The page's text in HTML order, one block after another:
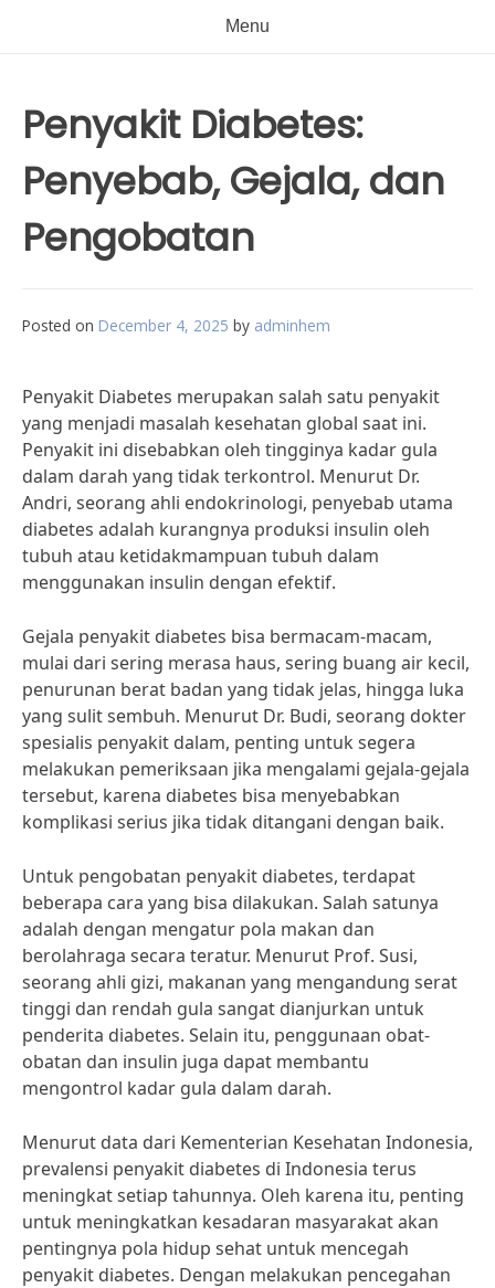
Menu
Penyakit Diabetes:
Penyebab, Gejala, dan
Pengobatan
Posted on December 4, 2025 by adminhem
Penyakit Diabetes merupakan salah satu penyakit
yang menjadi masalah kesehatan global saat ini.
Penyakit ini disebabkan oleh tingginya kadar gula
dalam darah yang tidak terkontrol. Menurut Dr.
Andri, seorang ahli endokrinologi, penyebab utama
diabetes adalah kurangnya produksi insulin oleh
tubuh atau ketidakmampuan tubuh dalam
menggunakan insulin dengan efektif.
Gejala penyakit diabetes bisa bermacam-macam,
mulai dari sering merasa haus, sering buang air kecil,
penurunan berat badan yang tidak jelas, hingga luka
yang sulit sembuh. Menurut Dr. Budi, seorang dokter
spesialis penyakit dalam, penting untuk segera
melakukan pemeriksaan jika mengalami gejala-gejala
tersebut, karena diabetes bisa menyebabkan
komplikasi serius jika tidak ditangani dengan baik.
Untuk pengobatan penyakit diabetes, terdapat
beberapa cara yang bisa dilakukan. Salah satunya
adalah dengan mengatur pola makan dan
berolahraga secara teratur. Menurut Prof. Susi,
seorang ahli gizi, makanan yang mengandung serat
tinggi dan rendah gula sangat dianjurkan untuk
penderita diabetes. Selain itu, penggunaan obat-
obatan dan insulin juga dapat membantu
mengontrol kadar gula dalam darah.
Menurut data dari Kementerian Kesehatan Indonesia,
prevalensi penyakit diabetes di Indonesia terus
meningkat setiap tahunnya. Oleh karena itu, penting
untuk meningkatkan kesadaran masyarakat akan
pentingnya pola hidup sehat untuk mencegah
penyakit diabetes. Dengan melakukan pencegahan